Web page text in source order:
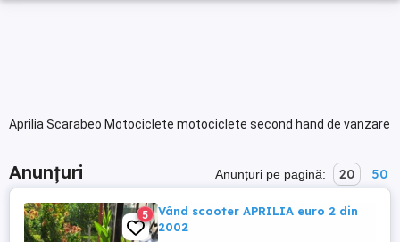
Aprilia Scarabeo Motociclete motociclete second hand de vanzare
Anunțuri Anunțuri pe pagină: 20 50
5
Vând scooter APRILIA euro 2 din
2002